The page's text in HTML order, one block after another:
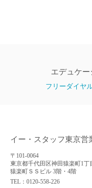
エデュケ
フリーダイヤ
イー・スタッフ東京営
〒101-0064
東京都千代田区神田猿楽町1丁
猿楽町ＳＳビル 3階・4階
TEL：0120-558-226